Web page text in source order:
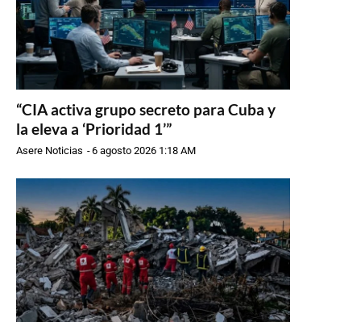
“CIA activa grupo secreto para Cuba y
la eleva a ‘Prioridad 1’”
Asere Noticias -6 agosto 2026 1:18 AM